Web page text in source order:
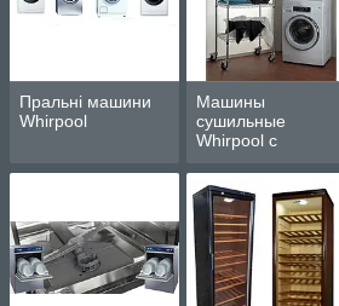
Пральні машини
Whirpool
Машины
сушильные
Whirpool с